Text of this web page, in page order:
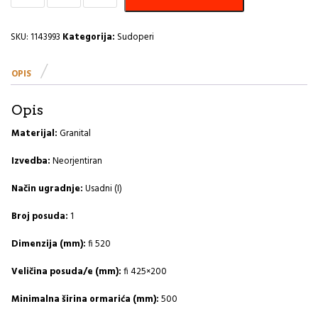
Cadit
G11-
A
SKU: 1143993 Kategorija: Sudoperi
OPIS
Opis
Materijal:Granital
Izvedba:Neorjentiran
Način ugradnje:Usadni (I)
Broj posuda: 1
Dimenzija (mm):fi 520
Veličina posuda/e (mm):fi 425×200
Minimalna širina ormarića (mm):500